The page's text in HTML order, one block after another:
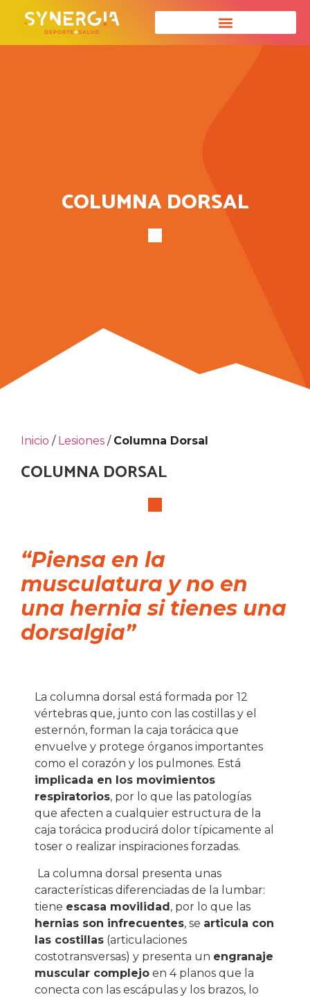
COLUMNA DORSAL
Inicio / Lesiones / Columna Dorsal
COLUMNA DORSAL
“Piensa en la
musculatura y no en
una hernia si tienes una
dorsalgia”
La columna dorsal está formada por 12
vértebras que, junto con las costillas y el
esternón, forman la caja torácica que
envuelve y protege órganos importantes
como el corazón y los pulmones. Está
implicada en los movimientos
respiratorios, por lo que las patologías
que afecten a cualquier estructura de la
caja torácica producirá dolor típicamente al
toser o realizar inspiraciones forzadas.
La columna dorsal presenta unas
características diferenciadas de la lumbar:
tiene escasa movilidad, por lo que las
hernias son infrecuentes, se articula con
las costillas (articulaciones
costotransversas) y presenta un engranaje
muscular complejo en 4 planos que la
conecta con las escápulas y los brazos, lo